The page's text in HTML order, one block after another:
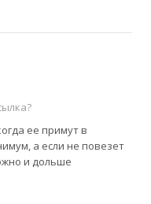
ее примут в
а если не повезет
и дольше